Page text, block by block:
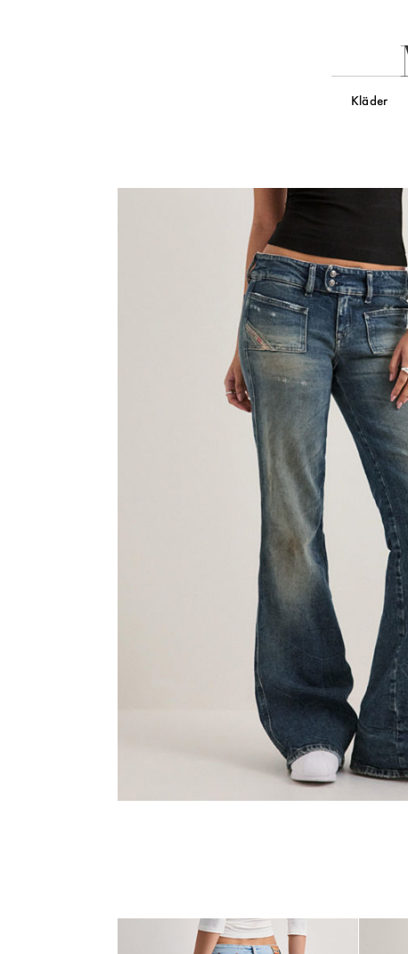
Kläder